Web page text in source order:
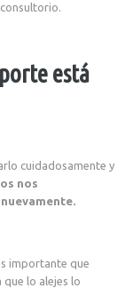
está
cuidadosamente y
nos
importante que
lo alejes lo